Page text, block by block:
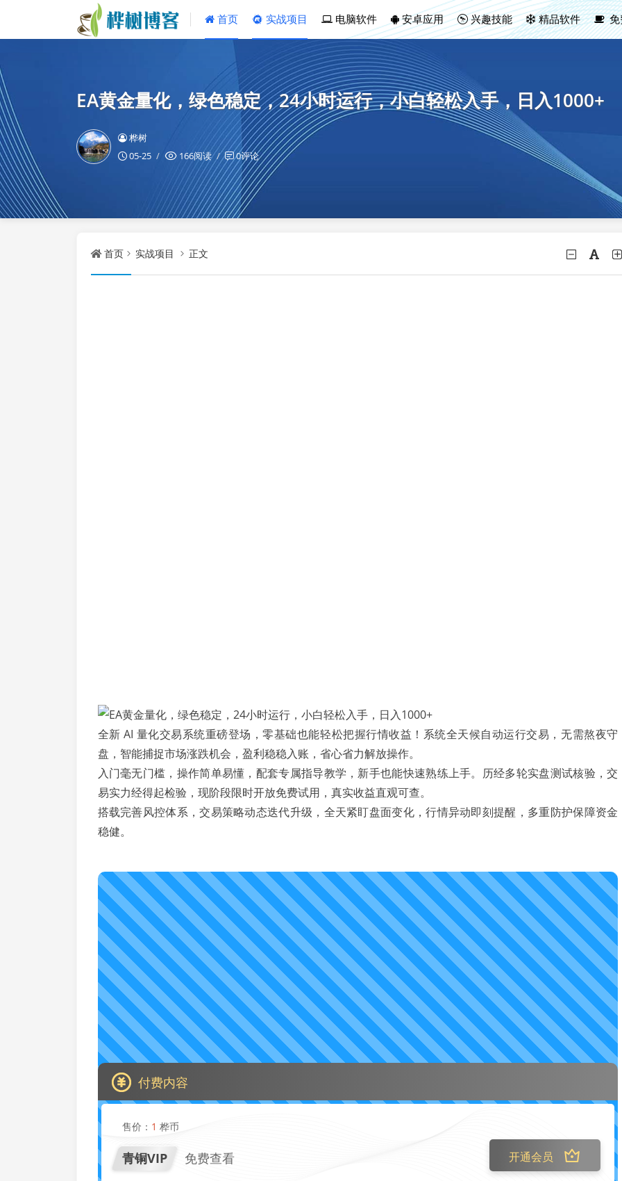
首页 实战项目 电脑软件 安卓应用 兴趣技能 精品软件 免
EA黄金量化，绿色稳定，24小时运行，小白轻松入手，日入1000+
桦树
05-25
166阅读 0评论
首页 实战项目 正文
全新 AI 量化交易系统重磅登场，零基础也能轻松把握行情收益！系统全天候自动运行交易，无需熬夜守
盘，智能捕捉市场涨跌机会，盈利稳稳入账，省心省力解放操作。
入门毫无门槛，操作简单易懂，配套专属指导教学，新手也能快速熟练上手。历经多轮实盘测试核验，交
易实力经得起检验，现阶段限时开放免费试用，真实收益直观可查。
搭载完善风控体系，交易策略动态迭代升级，全天紧盯盘面变化，行情异动即刻提醒，多重防护保障资金
稳健。
付费内容
售价： 1 桦币
青铜VIP 免费查看 开通会员